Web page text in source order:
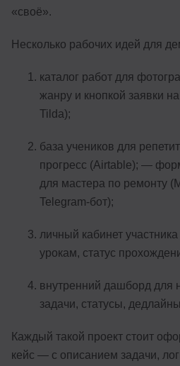
«своё».
Несколько рабочих идей для
каталог работ для
жанру и кнопкой заявки
Tilda);
база учеников для
прогресс (Airtable); —
для мастера по ремонту
Telegram-бот);
личный кабинет
урокам, статус
внутренний дашборд для
задачи, статусы,
Каждый такой проект стоит
кейс — с описанием задачи,